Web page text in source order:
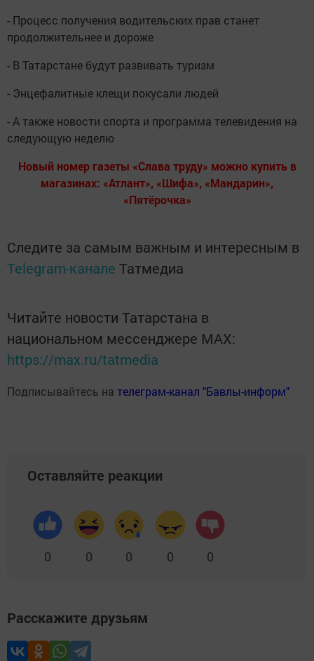
- Процесс получения водительских прав станет
продолжительнее и дороже
- В Татарстане будут развивать туризм
- Энцефалитные клещи покусали людей
- А также новости спорта и программа телевидения на
следующую неделю
Новый номер газеты «Слава труду» можно купить в
магазинах: «Атлант», «Шифа», «Мандарин»,
«Пятёрочка»
Следите за самым важным и интересным в
Telegram-канале Татмедиа
Читайте новости Татарстана в
национальном мессенджере MАХ:
https://max.ru/tatmedia
Подписывайтесь на телеграм-канал "Бавлы-информ"
Оставляйте реакции
0 0 0 0 0
Расскажите друзьям